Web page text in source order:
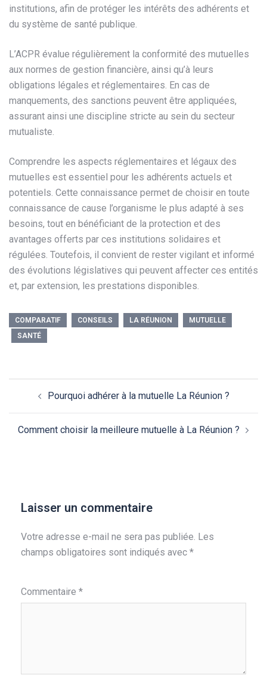
institutions, afin de protéger les intérêts des adhérents et
du système de santé publique.
L’ACPR évalue régulièrement la conformité des mutuelles
aux normes de gestion financière, ainsi qu’à leurs
obligations légales et réglementaires. En cas de
manquements, des sanctions peuvent être appliquées,
assurant ainsi une discipline stricte au sein du secteur
mutualiste.
Comprendre les aspects réglementaires et légaux des
mutuelles est essentiel pour les adhérents actuels et
potentiels. Cette connaissance permet de choisir en toute
connaissance de cause l’organisme le plus adapté à ses
besoins, tout en bénéficiant de la protection et des
avantages offerts par ces institutions solidaires et
régulées. Toutefois, il convient de rester vigilant et informé
des évolutions législatives qui peuvent affecter ces entités
et, par extension, les prestations disponibles.
COMPARATIF CONSEILS LA RÉUNION
MUTUELLE
SANTÉ
Pourquoi adhérer à la mutuelle La Réunion ?
Comment choisir la meilleure mutuelle à La Réunion ?
Laisser un commentaire
Votre adresse e-mail ne sera pas publiée. Les
champs obligatoires sont indiqués avec *
Commentaire *